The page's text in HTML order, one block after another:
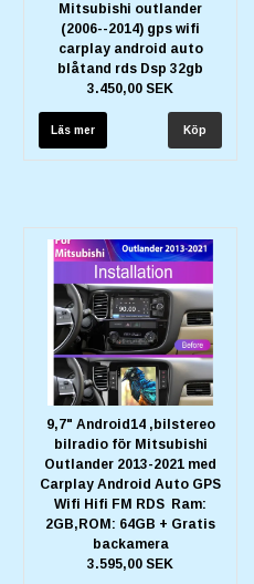
Mitsubishi outlander
(2006--2014) gps wifi
carplay android auto
blåtand rds Dsp 32gb
3.450,00 SEK
Läs mer
9,7" Android14 ,bilstereo
bilradio för Mitsubishi
Outlander 2013-2021 med
Carplay Android Auto GPS
Wifi Hifi FM RDS Ram:
2GB,ROM: 64GB + Gratis
backamera
3.595,00 SEK